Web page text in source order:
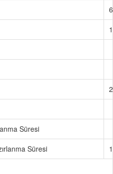
6
1
2
Süresi
Süresi
1